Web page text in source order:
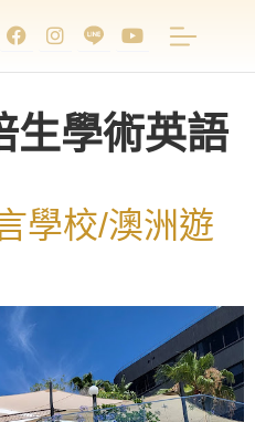
生學術英語
學校/澳洲遊